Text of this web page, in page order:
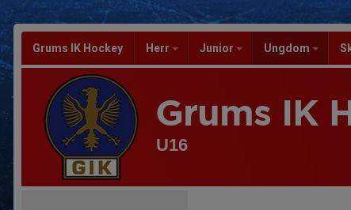
Grums IK Hockey Herr Junior Ungdom
Grums IK
U16